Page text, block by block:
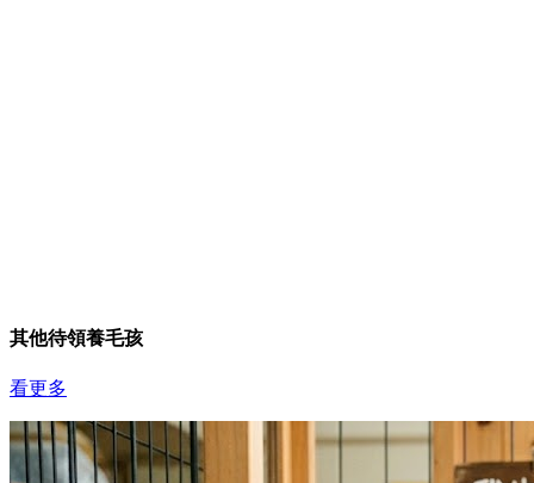
其他待領養毛孩
看更多